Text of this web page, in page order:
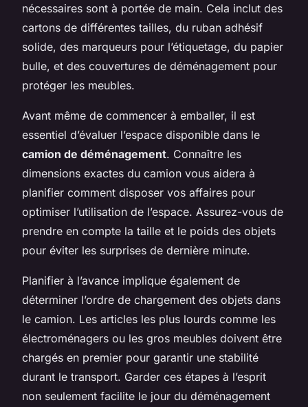
nécessaires sont à portée de main. Cela inclut des
cartons de différentes tailles, du ruban adhésif
solide, des marqueurs pour l’étiquetage, du papier
bulle, et des couvertures de déménagement pour
protéger les meubles.
Avant même de commencer à emballer, il est
essentiel d’évaluer l’espace disponible dans le
camion de déménagement. Connaître les
dimensions exactes du camion vous aidera à
planifier comment disposer vos affaires pour
optimiser l’utilisation de l’espace. Assurez-vous de
prendre en compte la taille et le poids des objets
pour éviter les surprises de dernière minute.
Planifier à l’avance implique également de
déterminer l’ordre de chargement des objets dans
le camion. Les articles les plus lourds comme les
électroménagers ou les gros meubles doivent être
chargés en premier pour garantir une stabilité
durant le transport. Garder ces étapes à l’esprit
non seulement facilite le jour du déménagement